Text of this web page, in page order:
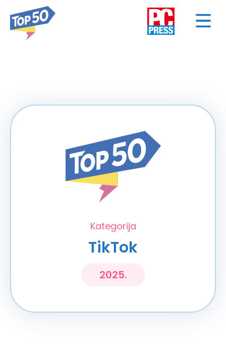
< NAZAD
Kategorija
TikTok
2025.